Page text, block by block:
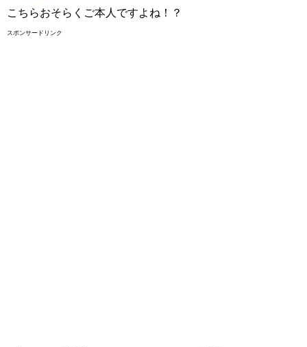
こちらおそらくご本人ですよね！？
スポンサードリンク